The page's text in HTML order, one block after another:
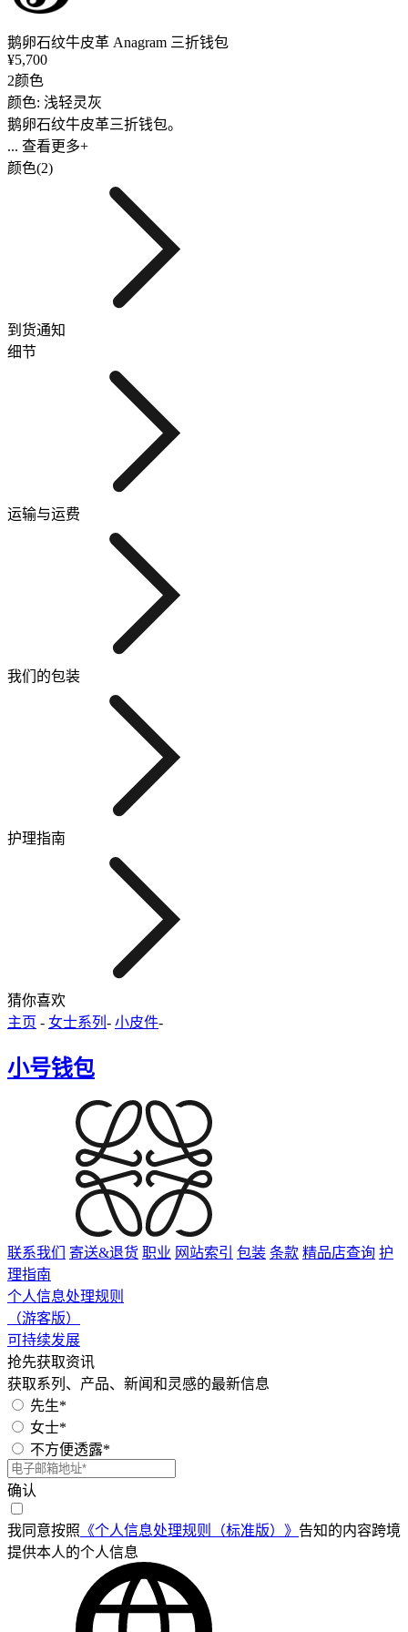
鹅卵石纹牛皮革 Anagram 三折钱包
¥5,700
2颜色
颜色: 浅轻灵灰
鹅卵石纹牛皮革三折钱包。
... 查看更多+
颜色(2)
到货通知
细节
运输与运费
我们的包装
护理指南
猜你喜欢
主页 - 女士系列 - 小皮件-
小号钱包
联系我们 寄送&退货 职业 网站索引 包装 条款 精品店查询 护
理指南
个人信息处理规则
（游客版）
可持续发展
抢先获取资讯
获取系列、产品、新闻和灵感的最新信息
先生*
女士*
不方便透露*
确认
我同意按照 《个人信息处理规则（标准版）》 告知的内容跨境
提供本人的个人信息